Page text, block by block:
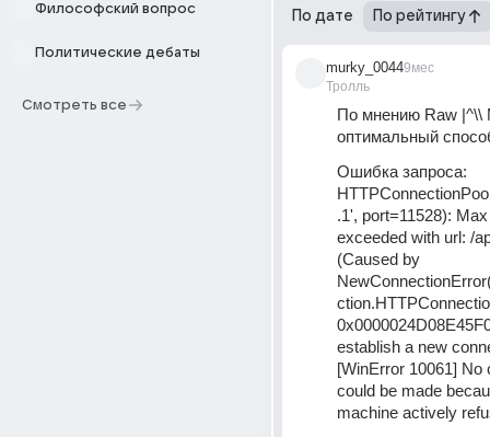
Философский вопрос
Политические дебаты
Смотреть все
По дате По рейтингу
murky_0044
Тролль
9мес
По мнению Raw |^\\
оптимальный
Ошибка запроса:
.1', port=11528):
exceeded with url: /
(Caused by
establish a new
[WinError 10061] No
could be made
machine actively